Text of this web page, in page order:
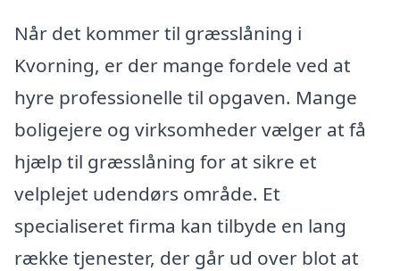
Når det kommer til græsslåning i
Kvorning, er der mange fordele ved at
hyre professionelle til opgaven. Mange
boligejere og virksomheder vælger at få
hjælp til græsslåning for at sikre et
velplejet udendørs område. Et
specialiseret firma kan tilbyde en lang
række tjenester, der går ud over blot at